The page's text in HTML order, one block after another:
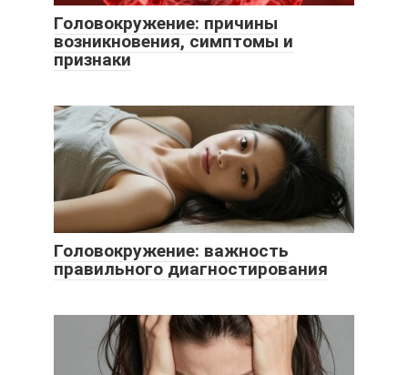
Головокружение: причины
возникновения, симптомы и
признаки
Головокружение: важность
правильного диагностирования